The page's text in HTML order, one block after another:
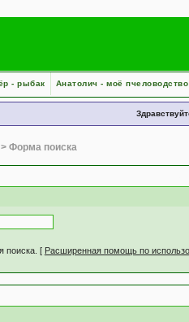
- рыбак Анатолич - моё пчеловодство
> Форма поиска
поиска. [ Расширенная помощь по